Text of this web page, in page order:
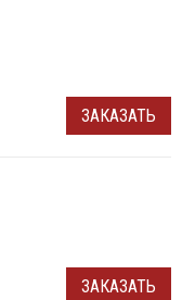
ЗАКАЗАТЬ
ЗАКАЗАТЬ